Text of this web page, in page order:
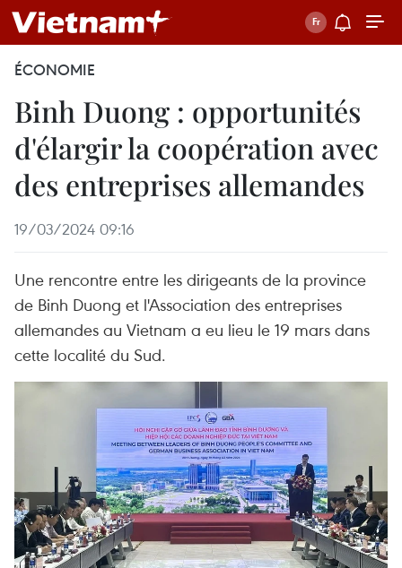
ÉCONOMIE
Binh Duong : opportunités
d'élargir la coopération avec
des entreprises allemandes
19/03/2024 09:16
Une rencontre entre les dirigeants de la province
de Binh Duong et l'Association des entreprises
allemandes au Vietnam a eu lieu le 19 mars dans
cette localité du Sud.